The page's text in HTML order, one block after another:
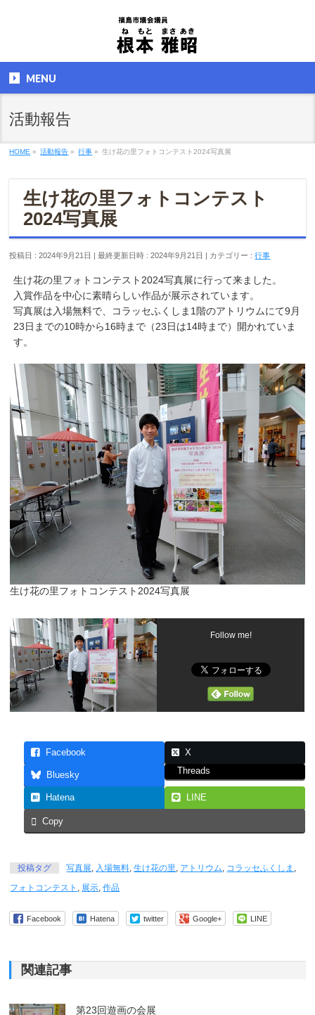
MENU
活動報告
HOME » 活動報告 » 行事 » 生け花の里フォトコンテスト2024写真展
生け花の里フォトコンテスト
2024写真展
投稿日 : 2024年9月21日 最終更新日時 : 2024年9月21日 カテゴリー :行事
生け花の里フォトコンテスト2024写真展に行って来ました。
入賞作品を中心に素晴らしい作品が展示されています。
写真展は入場無料で、コラッセふくしま1階のアトリウムにて9月
23日までの10時から16時まで（23日は14時まで）開かれていま
す。
生け花の里フォトコンテスト2024写真展
Follow me!
Facebook X
Bluesky Threads
Hatena LINE
Copy
投稿タグ 写真展, 入場無料,生け花の里, アトリウム, コラッセふくしま ,
フォトコンテスト , 展示,作品
Facebook Hatena twitter Google+ LINE
関連記事
第23回遊画の会展